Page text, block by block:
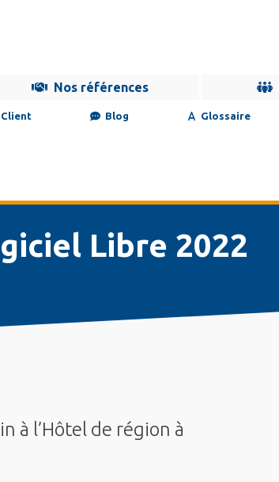
Nos références
Client Blog Glossaire
Libre 2022
à l’Hôtel de région à